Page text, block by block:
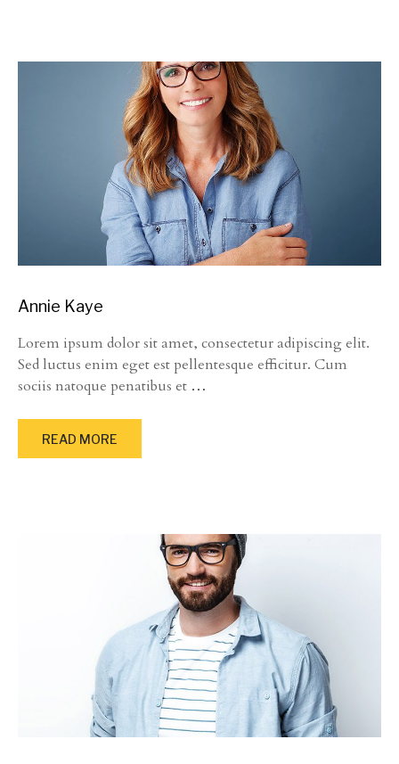
Annie Kaye
Lorem ipsum dolor sit amet, consectetur adipiscing elit.
Sed luctus enim eget est pellentesque efficitur. Cum
sociis natoque penatibus et …
READ MORE